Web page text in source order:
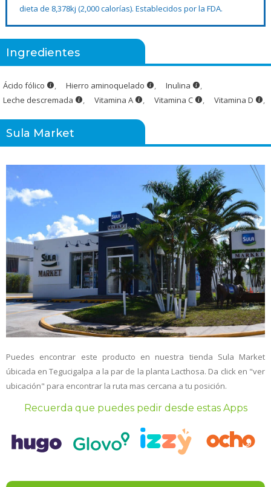
dieta de 8,378kj (2,000 calorías). Establecidos por la FDA.
Ingredientes
Ácido fólico , Hierro aminoquelado , Inulina
,
Leche descremada
, Vitamina A , Vitamina C , Vitamina D ,
Sula Market
Puedes encontrar este producto en nuestra tienda Sula Market
úbicada en Tegucigalpa a la par de la planta Lacthosa. Da click en "ver
ubicación" para encontrar la ruta mas cercana a tu posición.
Recuerda que puedes pedir desde estas Apps